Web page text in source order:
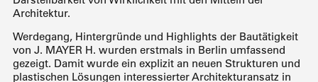
Architektur.
Werdegang, Hintergründe und Highlights der Bautätigkeit
von J. MAYER H. wurden erstmals in Berlin umfassend
gezeigt. Damit wurde ein explizit an neuen Strukturen und
plastischen Lösungen interessierter Architekturansatz in